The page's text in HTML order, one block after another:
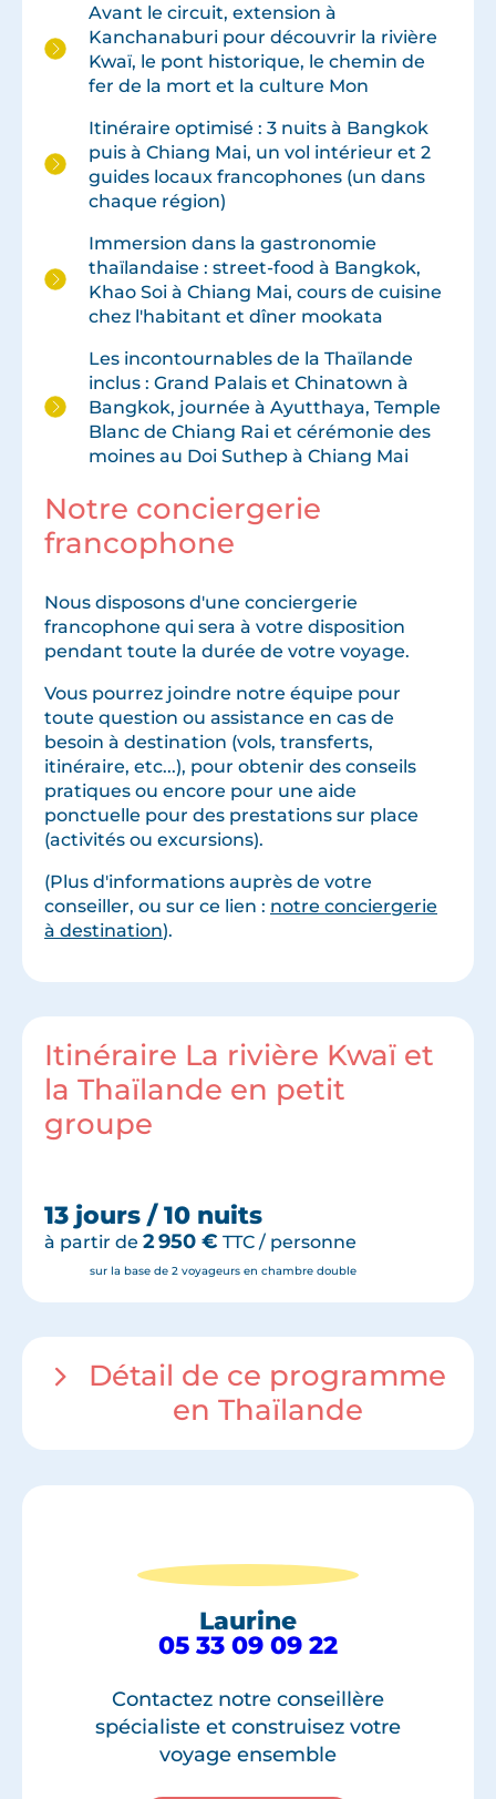
Avant le circuit, extension à
Kanchanaburi pour découvrir la rivière
Kwaï, le pont historique, le chemin de
fer de la mort et la culture Mon
Itinéraire optimisé : 3 nuits à Bangkok
puis à Chiang Mai, un vol intérieur et 2
guides locaux francophones (un dans
chaque région)
Immersion dans la gastronomie
thaïlandaise : street-food à Bangkok,
Khao Soi à Chiang Mai, cours de cuisine
chez l'habitant et dîner mookata
Les incontournables de la Thaïlande
inclus : Grand Palais et Chinatown à
Bangkok, journée à Ayutthaya, Temple
Blanc de Chiang Rai et cérémonie des
moines au Doi Suthep à Chiang Mai
Notre conciergerie
francophone
Nous disposons d'une conciergerie
francophone qui sera à votre disposition
pendant toute la durée de votre voyage.
Vous pourrez joindre notre équipe pour
toute question ou assistance en cas de
besoin à destination (vols, transferts,
itinéraire, etc...), pour obtenir des conseils
pratiques ou encore pour une aide
ponctuelle pour des prestations sur place
(activités ou excursions).
(Plus d'informations auprès de votre
conseiller, ou sur ce lien : notre conciergerie
à destination).
Itinéraire La rivière Kwaï et
la Thaïlande en petit
groupe
13 jours / 10 nuits
à partir de 2 950 € TTC / personne
sur la base de 2 voyageurs en chambre double
Détail de ce programme
en Thaïlande
Laurine
05 33 09 09 22
Contactez notre conseillère
spécialiste et construisez votre
voyage ensemble